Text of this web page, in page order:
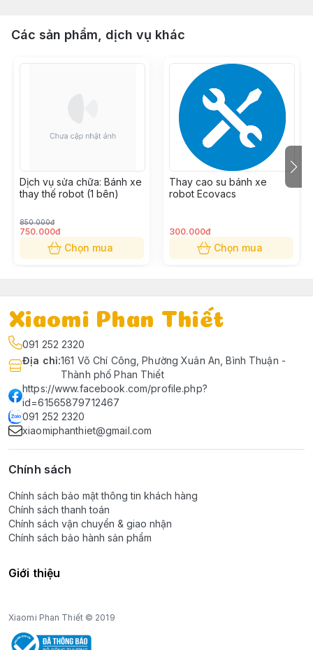
Các sản phẩm, dịch vụ khác
Dịch vụ sửa chữa: Bánh xe
thay thế robot (1 bên)
850.000đ
750.000đ
Chọn mua
Thay cao su bánh xe
robot Ecovacs
300.000đ
Chọn mua
Xiaomi Phan Thiết
091 252 2320
Địa chỉ:161 Võ Chí Công, Phường Xuân An, Bình Thuận -
Thành phố Phan Thiết
https://www.facebook.com/profile.php?
id=61565879712467
091 252 2320
xiaomiphanthiet@gmail.com
Chính sách
Chính sách bảo mật thông tin khách hàng
Chính sách thanh toán
Chính sách vận chuyển & giao nhận
Chính sách bảo hành sản phẩm
Giới thiệu
Xiaomi Phan Thiết © 2019